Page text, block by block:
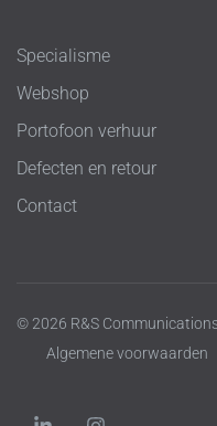
Specialisme
Webshop
Portofoon verhuur
Defecten en retour
Contact
© 2026 R&S
Algemene voorwaarden
I